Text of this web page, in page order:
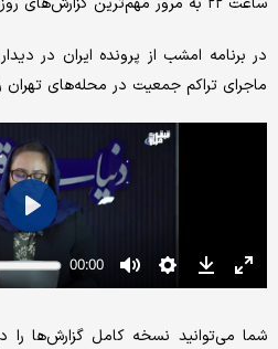
‌در برنامه امشب از پرونده ایران در
ماجرای تراکم جمعیت در محله‌های تهران